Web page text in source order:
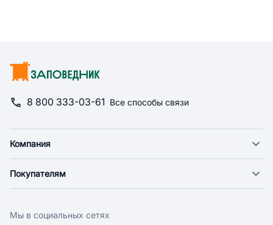
8 800 333-03-61 Все способы связи
Компания
Новости
Поставщикам
Покупателям
Оплата
Мы в социальных сетях